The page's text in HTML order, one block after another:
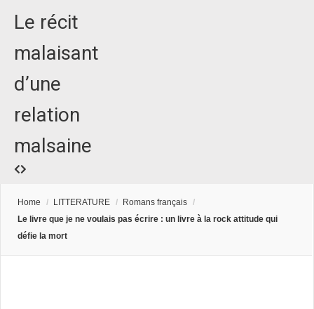
Le récit
malaisant
d’une
relation
malsaine
Home / LITTERATURE / Romans français /
Le livre que je ne voulais pas écrire : un livre à la rock attitude qui
défie la mort